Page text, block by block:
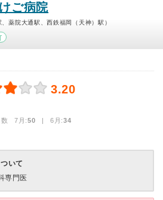
ご病院
薬院大通駅、西鉄福岡（天神）駅）
3.20
数 7月:50 | 6月:34
いて
専門医